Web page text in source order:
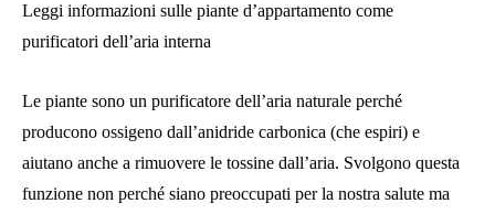
Leggi informazioni sulle piante d’appartamento come
purificatori dell’aria interna
Le piante sono un purificatore dell’aria naturale perché
producono ossigeno dall’anidride carbonica (che espiri) e
aiutano anche a rimuovere le tossine dall’aria. Svolgono questa
funzione non perché siano preoccupati per la nostra salute ma